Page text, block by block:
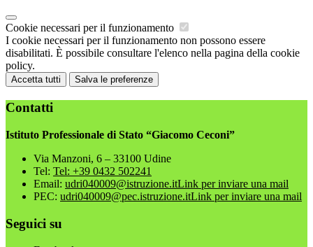
Cookie necessari per il funzionamento
I cookie necessari per il funzionamento non possono essere
disabilitati. È possibile consultare l'elenco nella pagina della cookie
policy.
Accetta tutti Salva le preferenze
Contatti
Istituto Professionale di Stato “Giacomo Ceconi”
Via Manzoni, 6 – 33100 Udine
Tel: Tel: +39 0432 502241
Email: udri040009@istruzione.itLink per inviare una mail
PEC: udri040009@pec.istruzione.itLink per inviare una mail
Seguici su